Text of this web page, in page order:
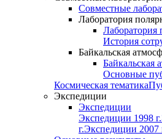
Совместные
Лаборатория
Лаборатория
История
Байкальская
Байкальская
Основные
Космическая тематика
Экспедиции
Экспедиции
Экспедиции 1998 г.
г.Экспедиции 2007